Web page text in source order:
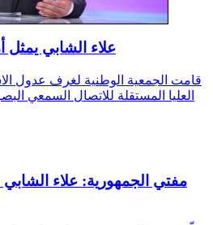
علاء الشابي يمثل
قامت الجمعية الوطنية لغرف عدول
العليا المستقلة للاتصال السمعي
مفتي الجمهورية: علاء